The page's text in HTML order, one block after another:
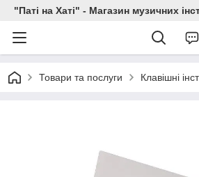
"Паті на Хаті" - Магазин музичних
Товари та послуги Клавішні